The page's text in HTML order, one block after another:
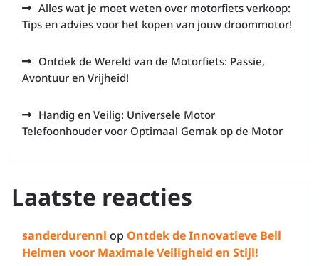
Alles wat je moet weten over motorfiets verkoop:
Tips en advies voor het kopen van jouw droommotor!
Ontdek de Wereld van de Motorfiets: Passie,
Avontuur en Vrijheid!
Handig en Veilig: Universele Motor
Telefoonhouder voor Optimaal Gemak op de Motor
Laatste reacties
sanderdurennl op Ontdek de Innovatieve Bell
Helmen voor Maximale Veiligheid en Stijl!